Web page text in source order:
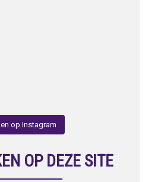
op Instagram
OP DEZE SITE